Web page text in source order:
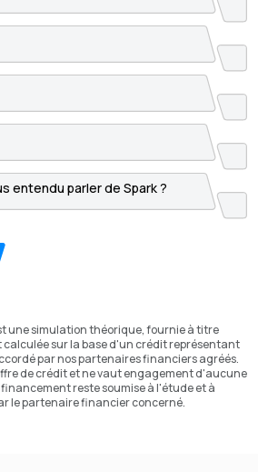
une simulation théorique, fournie à titre
sur la base d'un crédit représentant
par nos partenaires financiers agréés.
de crédit et ne vaut engagement d'aucune
reste soumise à l'étude et à
le partenaire financier concerné.